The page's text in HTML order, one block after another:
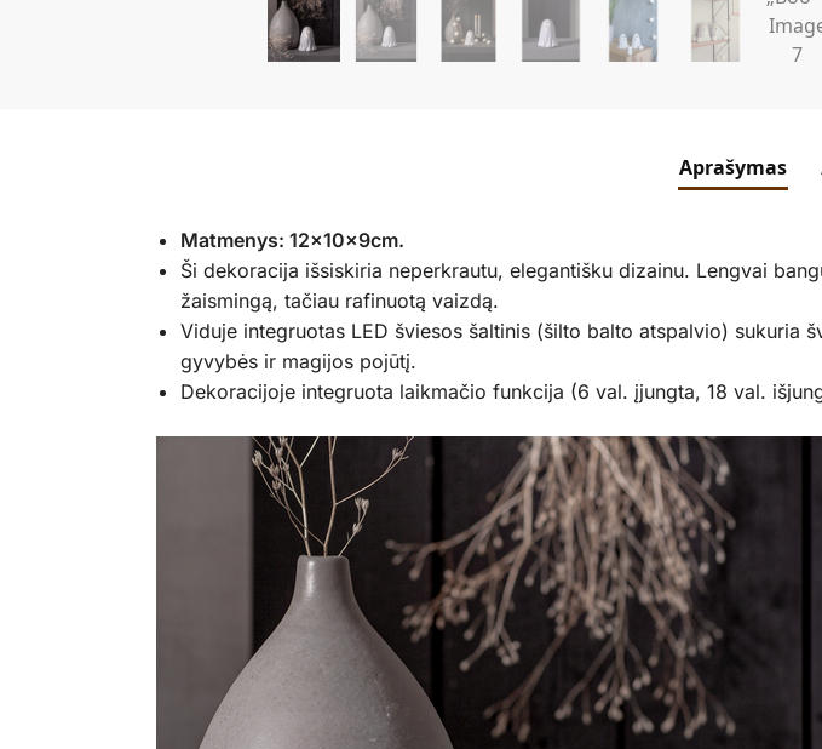
Aprašymas
Matmenys: 12x10x9cm.
Ši dekoracija išsiskiria neperkrautu, elegantišku dizainu. Lengvai
žaismingą, tačiau rafinuotą vaizdą.
Viduje integruotas LED šviesos šaltinis (šilto balto atspalvio) sukuria
gyvybės ir magijos pojūtį.
Dekoracijoje integruota laikmačio funkcija (6 val. įjungta, 18 val.